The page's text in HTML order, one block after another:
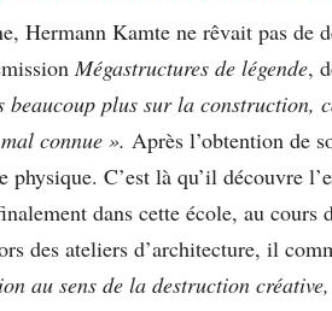
Hermann Kamte ne rêvait pas de
Mégastructures de légende,
beaucoup plus sur la construction,
connue ». Après l’obtention de
physique. C’est là qu’il découvre
dans cette école, au
des ateliers d’architecture, il
au sens de la destruction créative,